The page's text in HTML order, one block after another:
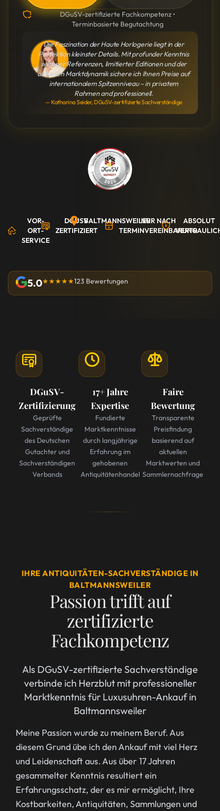
DGuSV-zertifizierte Fachkompetenz •
Terminbasierte Begutachtung
Die Faszination der Haute Horlogerie liegt in der
Perfektion kleinster Details. Mit profunder Kenntnis
seltener Referenzen, limitierter Editionen und der
aktuellen Marktdynamik sichere ich Ihnen Preise auf
internationalem Spitzenniveau – in privatem
Rahmen and professionell.
— Katharina Seider, DGuSV-zertifizierte Sachverständige
VOR-
ORT-
SERVICE
DGUSV
ZERTIFIZIERT
BALTMANNSWEILERNUR NACH
TERMINVEREINBARUNG
ABSOLUT
5.0★★★★★123 Bewertungen
DGuSV-
Zertifizierung
Geprüfte
Sachverständige
des Deutschen
Gutachter und
Sachverständigen
Verbands
17+ Jahre
Expertise
Fundierte
Marktkenntnisse
durch langjährige
Erfahrung im
gehobenen
Antiquitätenhandel
Faire
Bewertung
Transparente
Preisfindung
basierend auf
aktuellen
Marktwerten und
Sammlernachfrage
IHRE ANTIQUITÄTEN-SACHVERSTÄNDIGE IN
BALTMANNSWEILER
Passion trifft auf
zertifizierte
Fachkompetenz
Als DGuSV-zertifizierte Sachverständige
verbinde ich Herzblut mit professioneller
Marktkenntnis für Luxusuhren-Ankauf in
Baltmannsweiler
Meine Passion wurde zu meinem Beruf. Aus
diesem Grund übe ich den Ankauf mit viel Herz
und Leidenschaft aus. Aus über 17 Jahren
gesammelter Kenntnis resultiert ein
Erfahrungsschatz, der es mir ermöglicht, Ihre
Kostbarkeiten, Antiquitäten, Sammlungen und